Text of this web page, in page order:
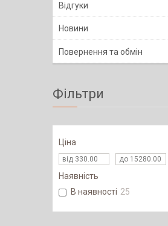
Відгуки
Новини
Повернення та обмін
Фільтри
Ціна
Наявність
В наявності 25